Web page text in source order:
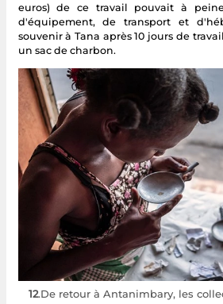
euros) de ce travail pouvait à
d'équipement, de transport et
souvenir à Tana après 10 jours de
un sac de charbon.
12.De retour à Antanimbary, les